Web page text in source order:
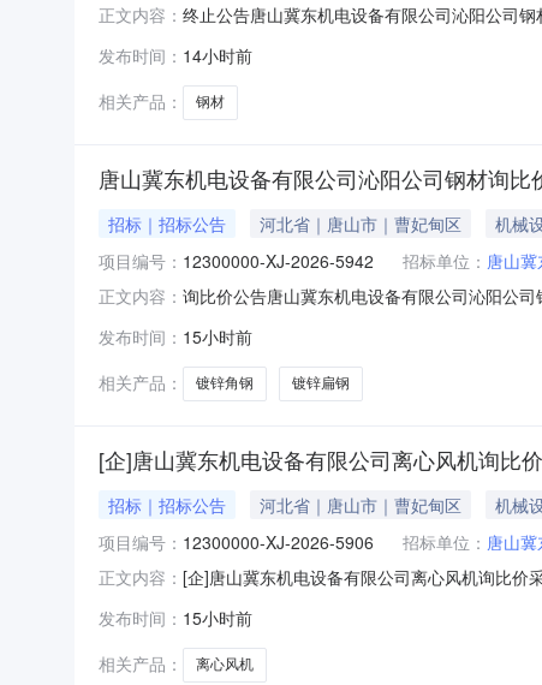
**、张**、张*、张**、张
*、张*、张**、张**、张
**、张**、张**、张**、张
**、张*、张*、张*、张
**、张**、张**、张*、张
**、张**、张*、张*、张
*、张*、张**、彭**、彭
*、徐**、徐**、徐**、徐
**、徐**、徐*、徐**、慕
**、技***、文**、文**、
曹**、曹*、曹**、曹**、
曹**、朱**、朱**、李*、
李**、李**、李**、李**、
李**、李**、李*、李**、
李*、李*、李**、李**、李
李**、李**、李**、李*、
李**、李*、李**、李**、
李**、李**、李**、李**、
李**、李*、李**、李**、
李**、李**、李**、李*、
**、李**、李**、李**、李
*、李*、李**、李**、李
**、李**、李**、李**、李
**、李*、李**、李**、李
**、李**、李*、李**、李
正文内容： 终止公告唐山冀东机电设备有限公司沁阳公司
举报联系方式监督举报电话：0315-8860619监
发布时间： 14小时前
相关产品：
钢材
唐山冀东机电设备有限公司沁阳公司钢材询比
招标｜招标公告 河北省｜唐山市｜曹妃甸区 机械
项目编号： 12300000-XJ-2026-5942 招标单位： 唐山
正文内容： 询比价公告唐山冀东机电设备有限公司沁阳公
间：2026-08-1114:00:00价格开启时间：2026-
发布时间： 15小时前
相关产品：
镀锌角钢 镀锌扁钢
[企]唐山冀东机电设备有限公司离心风机询比价
招标｜招标公告 河北省｜唐山市｜曹妃甸区 机械
项目编号： 12300000-XJ-2026-5906 招标单位： 唐山
正文内容： [企]唐山冀东机电设备有限公司离心风机询比
编号：12300000-XJ-2026-5906采购单位：唐
发布时间： 15小时前
相关产品：
离心风机